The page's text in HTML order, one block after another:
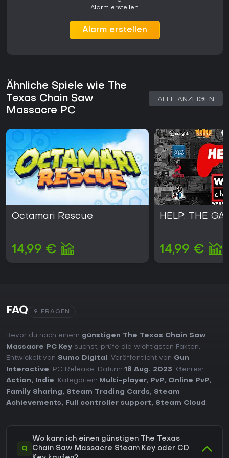
Alarm erstellen.
Alarm erstellen
Ähnliche Spiele wie The
Texas Chain Saw
Massacre PC
ALLE ANZEIGEN
Octamari Rescue
14,99 €
HELP: THE
14,99 €
FAQ 9 FRAGEN
Bevor du nach einem günstigen The Texas Chain Saw
Massacre PC Key suchst, prüfe die wichtigsten Fakten.
Entwickelt von Sumo Digital . Veröffentlicht von Gun
Interactive. PC Release-Datum: 18 Aug. 2023. Genres:
Action, Indie. Kategorien: Multi-player, PvP, Online PvP,
Family Sharing, Steam Trading Cards, Steam
Achievements, Full controller support, Steam Cloud .
Q
Wo kann ich einen günstigen The Texas
Chain Saw Massacre Steam Key oder CD